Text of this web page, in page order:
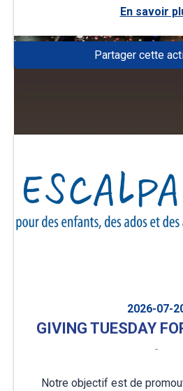
En savoir
Partager cette
2026-07-
GIVING TUESDAY
-
Notre objectif est de